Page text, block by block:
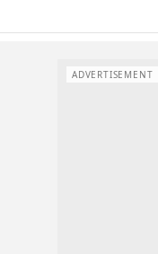
ADVERTISEMENT